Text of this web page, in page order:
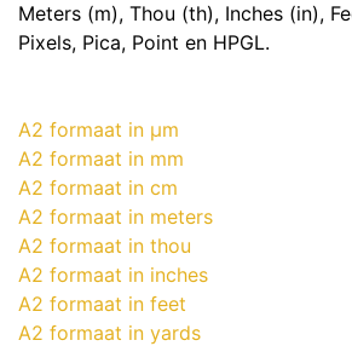
Meters (m), Thou (th), Inches (in),
Pixels, Pica, Point en HPGL.
A2 formaat in μm
A2 formaat in mm
A2 formaat in cm
A2 formaat in meters
A2 formaat in thou
A2 formaat in inches
A2 formaat in feet
A2 formaat in yards